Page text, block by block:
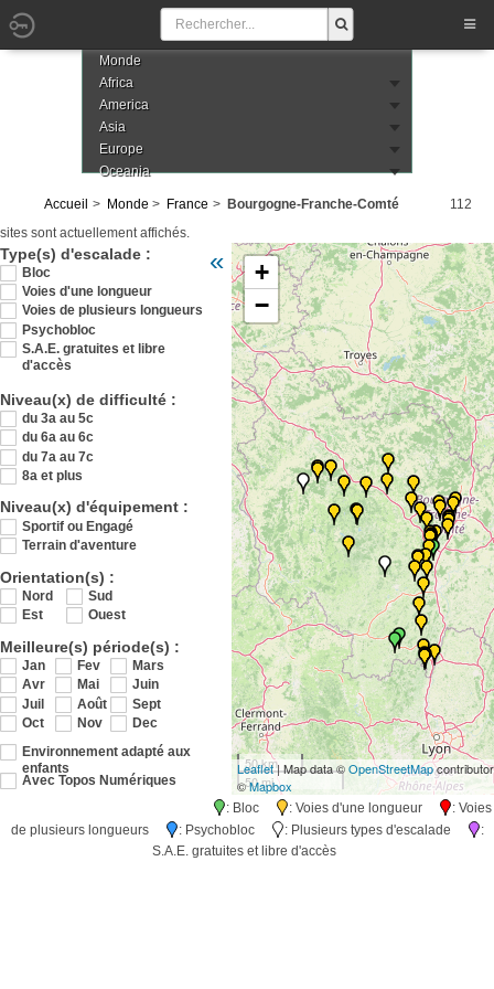
Monde
Africa
America
Asia
Europe
Oceania
Accueil Monde France Bourgogne-Franche-Comté
112
sites sont actuellement affichés.
Type(s) d'escalade :
Bloc
Voies d'une longueur
Voies de plusieurs longueurs
Psychobloc
S.A.E. gratuites et libre
d'accès
Niveau(x) de difficulté :
du 3a au 5c
du 6a au 6c
du 7a au 7c
8a et plus
Niveau(x) d'équipement :
Sportif ou Engagé
Terrain d'aventure
Orientation(s) :
Nord
Sud
Est
Ouest
Meilleure(s) période(s) :
Jan Fev
Mars
Avr
Mai
Juin
Juil
Août
Sept
Oct
Nov
Dec
Environnement adapté aux
enfants
Avec Topos Numériques
« Veuillez patienter pendant le chargement
+
−
50 km
50 mi
Leaflet| Map data ©OpenStreetMap
©Mapbox
: Bloc : Voies d'une longueur
: Voies
de plusieurs longueurs
: Psychobloc : Plusieurs types d'escalade
:
S.A.E. gratuites et libre d'accès